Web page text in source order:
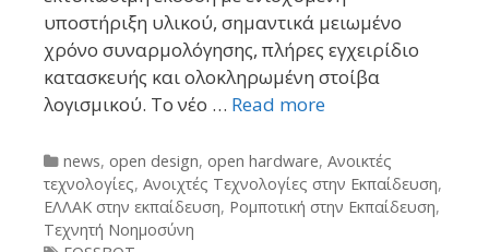
υποστήριξη υλικού, σημαντικά μειωμένο
χρόνο συναρμολόγησης, πλήρες εγχειρίδιο
κατασκευής και ολοκληρωμένη στοίβα
λογισμικού. Το νέο … Read more
Categories
news, open design, open hardware, Ανοικτές
τεχνολογίες, Ανοιχτές Τεχνολογίες στην Εκπαίδευση,
ΕΛΛΑΚ στην εκπαίδευση, Ρομποτική στην Εκπαίδευση,
Τεχνητή Νοημοσύνη